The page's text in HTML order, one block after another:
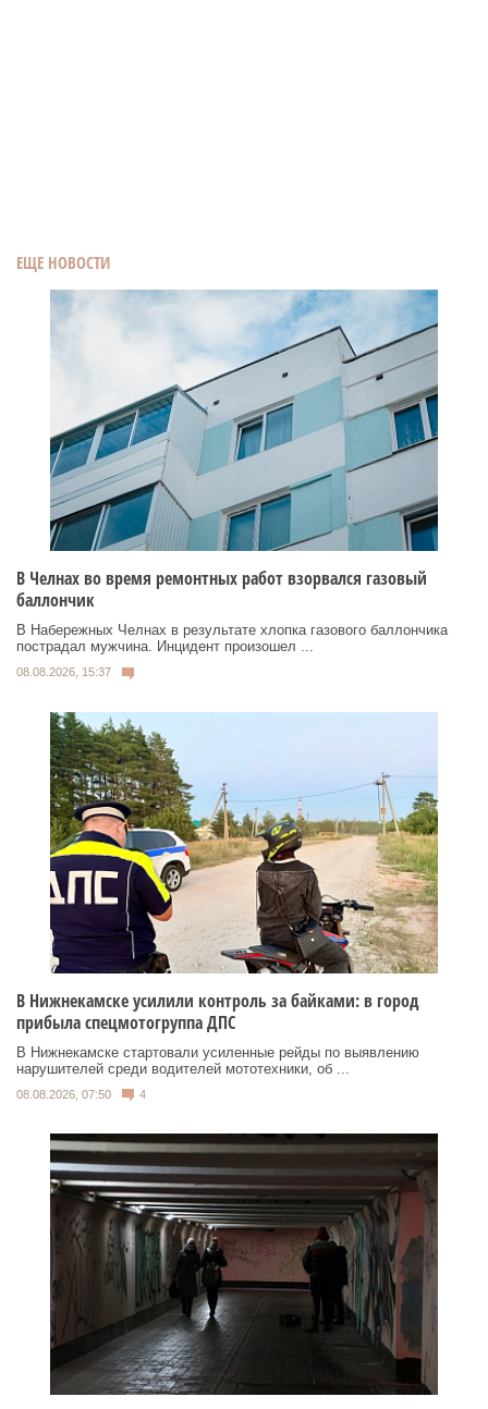
ЕЩЕ НОВОСТИ
В Челнах во время ремонтных работ взорвался газовый
баллончик
В Набережных Челнах в результате хлопка газового баллончика
пострадал мужчина. Инцидент произошел ...
08.08.2026, 15:37
В Нижнекамске усилили контроль за байками: в город
прибыла спецмотогруппа ДПС
В Нижнекамске стартовали усиленные рейды по выявлению
нарушителей среди водителей мототехники, об ...
08.08.2026, 07:50 4